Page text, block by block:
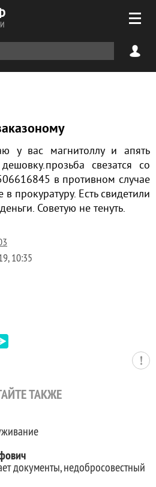
у вас магнитоллу и апять
свезатся со
в противном случае
в прокуратуру. Есть свидетили
Советую не тенуть.
10:35
ТАКЖЕ
документы, недобросовестный